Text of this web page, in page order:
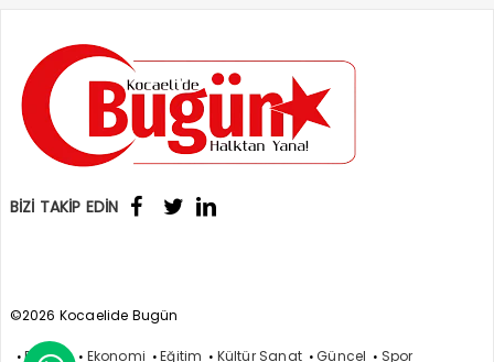
BİZİ TAKİP EDİN
©2026 Kocaelide Bugün
Politika Ekonomi Eğitim Kültür Sanat Güncel Spor